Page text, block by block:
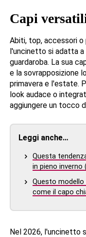
Capi
Abiti, top, accessori
l'uncinetto si adatta
guardaroba. La sua
e la sovrapposizione
primavera e l'estate.
look audace o
aggiungere un tocco
Leggi anche…
Questa
in pieno inverno
Questo
come il capo
Nel 2026, l'uncinetto